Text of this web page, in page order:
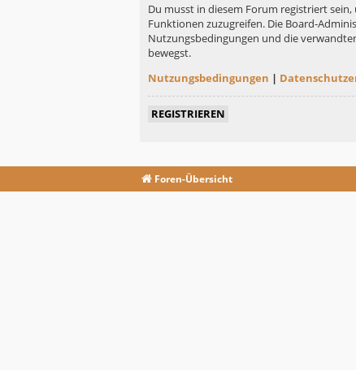
Du musst in diesem Forum registriert
Funktionen zuzugreifen. Die Board-
Nutzungsbedingungen und die
bewegst.
Nutzungsbedingungen |
REGISTRIEREN
Foren-Übersicht